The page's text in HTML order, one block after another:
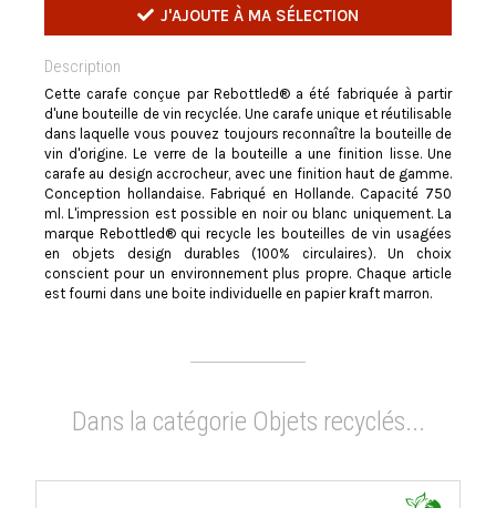
J'AJOUTE À MA SÉLECTION
Description
Cette carafe conçue par Rebottled® a été fabriquée à partir
d'une bouteille de vin recyclée. Une carafe unique et réutilisable
dans laquelle vous pouvez toujours reconnaître la bouteille de
vin d'origine. Le verre de la bouteille a une finition lisse. Une
carafe au design accrocheur, avec une finition haut de gamme.
Conception hollandaise. Fabriqué en Hollande. Capacité 750
ml. L'impression est possible en noir ou blanc uniquement. La
marque Rebottled® qui recycle les bouteilles de vin usagées
en objets design durables (100% circulaires). Un choix
conscient pour un environnement plus propre. Chaque article
est fourni dans une boite individuelle en papier kraft marron.
Dans la catégorie Objets recyclés...